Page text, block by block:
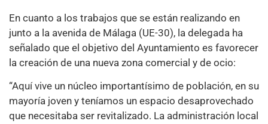
En cuanto a los trabajos que se están realizando en
junto a la avenida de Málaga (UE-30), la delegada ha
señalado que el objetivo del Ayuntamiento es favorecer
la creación de una nueva zona comercial y de ocio:
“Aquí vive un núcleo importantísimo de población, en su
mayoría joven y teníamos un espacio desaprovechado
que necesitaba ser revitalizado. La administración local